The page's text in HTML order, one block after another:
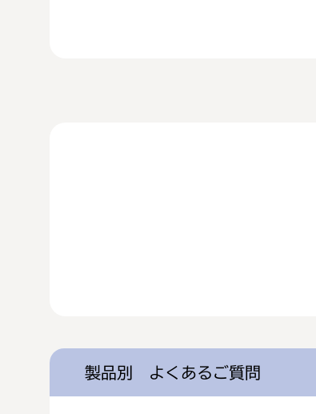
製品別 よくあるご質問